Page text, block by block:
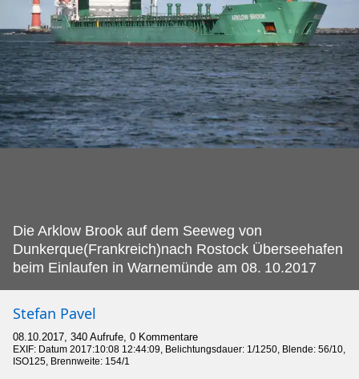
Die Arklow Brook auf dem Seeweg von
Dunkerque(Frankreich)nach Rostock Überseehafen
beim Einlaufen in Warnemünde am 08. 10.2017
Stefan Pavel
08.10.2017, 340 Aufrufe, 0 Kommentare
EXIF: Datum 2017:10:08 12:44:09, Belichtungsdauer: 1/1250, Blende: 56/10,
ISO125, Brennweite: 154/1